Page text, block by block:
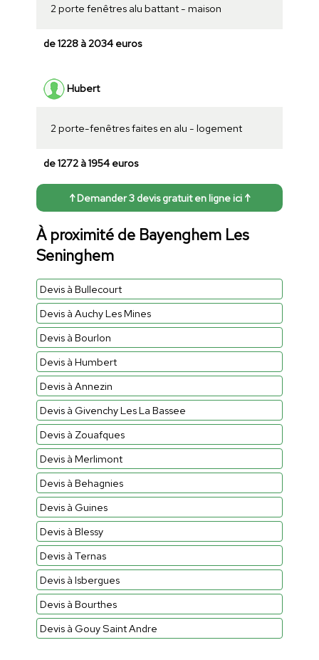
2 porte fenêtres alu battant - maison
de 1228 à 2034 euros
Hubert
2 porte-fenêtres faites en alu - logement
de 1272 à 1954 euros
↑ Demander 3 devis gratuit en ligne ici ↑
À proximité de Bayenghem Les
Seninghem
Devis à Bullecourt
Devis à Auchy Les Mines
Devis à Bourlon
Devis à Humbert
Devis à Annezin
Devis à Givenchy Les La Bassee
Devis à Zouafques
Devis à Merlimont
Devis à Behagnies
Devis à Guines
Devis à Blessy
Devis à Ternas
Devis à Isbergues
Devis à Bourthes
Devis à Gouy Saint Andre